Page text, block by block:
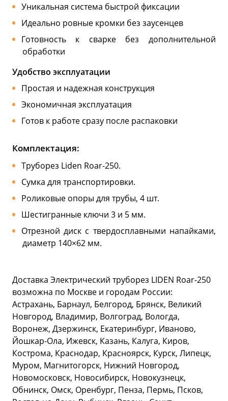
Уникальная система быстрой фиксации
Идеально ровные кромки без заусенцев
Готовность к сварке без дополнительной
обработки
Удобство эксплуатации
Простая и надежная конструкция
Экономичная эксплуатация
Готов к работе сразу после распаковки
Комплектация:
Труборез Liden Roar-250.
Сумка для транспортировки.
Роликовые опоры для трубы, 4 шт.
Шестигранные ключи 3 и 5 мм.
Отрезной диск с твердосплавными напайками,
диаметр 140×62 мм.
Доставка Электрический труборез LIDEN Roar-250
возможна по Москве и городам России:
Астрахань, Барнаул, Белгород, Брянск, Великий
Новгород, Владимир, Волгоград, Вологда,
Воронеж, Дзержинск, Екатеринбург, Иваново,
Йошкар-Ола, Ижевск, Казань, Калуга, Киров,
Кострома, Краснодар, Красноярск, Курск, Липецк,
Муром, Магнитогорск, Нижний Новгород,
Новомосковск, Новосибирск, Новокузнецк,
Обнинск, Омск, Оренбург, Пенза, Пермь, Псков,